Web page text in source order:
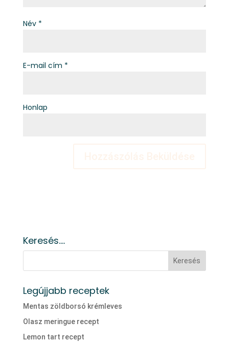
Név *
E-mail cím *
Honlap
Keresés….
Legújjabb receptek
Mentas zöldborsó krémleves
Olasz meringue recept
Lemon tart recept